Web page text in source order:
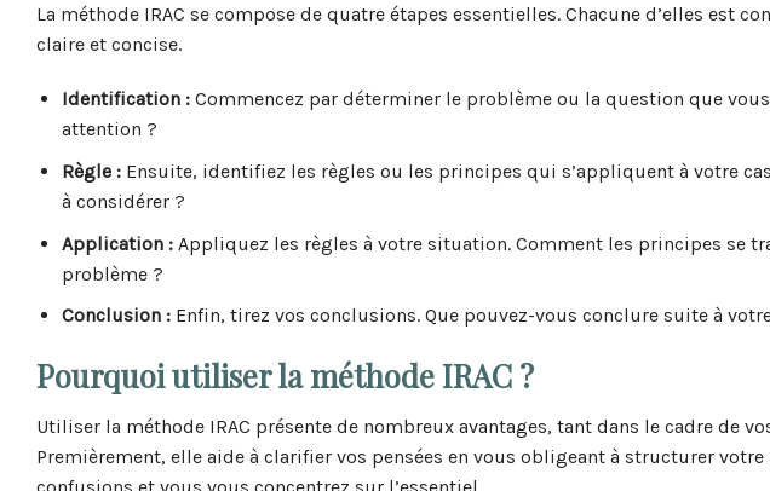
La méthode IRAC se compose de quatre étapes essentielles. Chacune d’elles est
claire et concise.
Identification :Commencez par déterminer le problème ou la question que vous
attention ?
Règle :Ensuite, identifiez les règles ou les principes qui s’appliquent à votre
à considérer ?
Application :Appliquez les règles à votre situation. Comment les principes se
problème ?
Conclusion :Enfin, tirez vos conclusions. Que pouvez-vous conclure suite à
Pourquoi utiliser la méthode IRAC ?
Utiliser la méthode IRAC présente de nombreux avantages, tant dans le cadre de
Premièrement, elle aide à clarifier vos pensées en vous obligeant à structurer votre